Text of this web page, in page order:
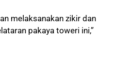
melaksanakan zikir dan
pakaya toweri ini,”